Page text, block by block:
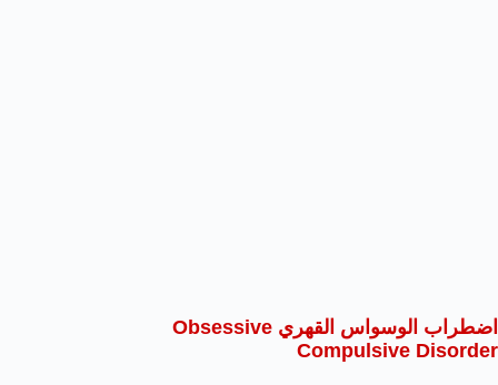
اضطراب الوسواس القهري Obsessive
Compulsive Disorder